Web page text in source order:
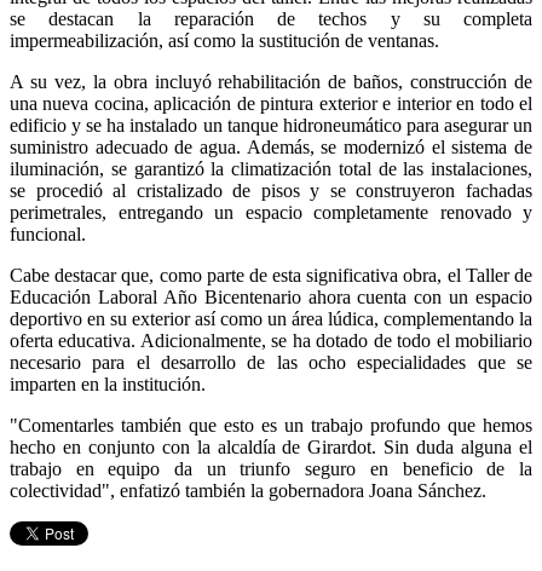
se destacan la reparación de techos y su completa
impermeabilización, así como la sustitución de ventanas.
A su vez, la obra incluyó rehabilitación de baños, construcción de
una nueva cocina, aplicación de pintura exterior e interior en todo el
edificio y se ha instalado un tanque hidroneumático para asegurar un
suministro adecuado de agua. Además, se modernizó el sistema de
iluminación, se garantizó la climatización total de las instalaciones,
se procedió al cristalizado de pisos y se construyeron fachadas
perimetrales, entregando un espacio completamente renovado y
funcional.
Cabe destacar que, como parte de esta significativa obra, el Taller de
Educación Laboral Año Bicentenario ahora cuenta con un espacio
deportivo en su exterior así como un área lúdica, complementando la
oferta educativa. Adicionalmente, se ha dotado de todo el mobiliario
necesario para el desarrollo de las ocho especialidades que se
imparten en la institución.
"Comentarles también que esto es un trabajo profundo que hemos
hecho en conjunto con la alcaldía de Girardot. Sin duda alguna el
trabajo en equipo da un triunfo seguro en beneficio de la
colectividad", enfatizó también la gobernadora Joana Sánchez.